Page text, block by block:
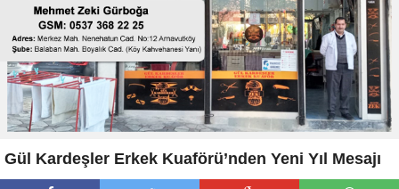
Gül Kardeşler Erkek Kuaförü’nden Yeni Yıl Mesajı